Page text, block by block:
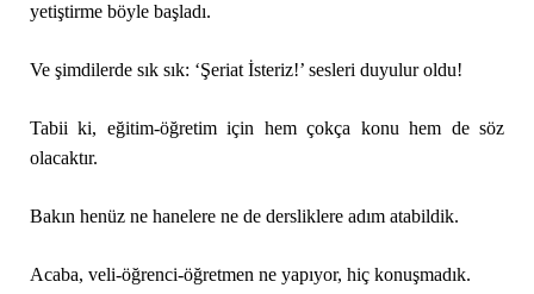
yetiştirme böyle başladı.
Ve şimdilerde sık sık: ‘Şeriat İsteriz!’ sesleri duyulur oldu!
Tabii ki, eğitim-öğretim için hem çokça konu hem de söz
olacaktır.
Bakın henüz ne hanelere ne de dersliklere adım atabildik.
Acaba, veli-öğrenci-öğretmen ne yapıyor, hiç konuşmadık.